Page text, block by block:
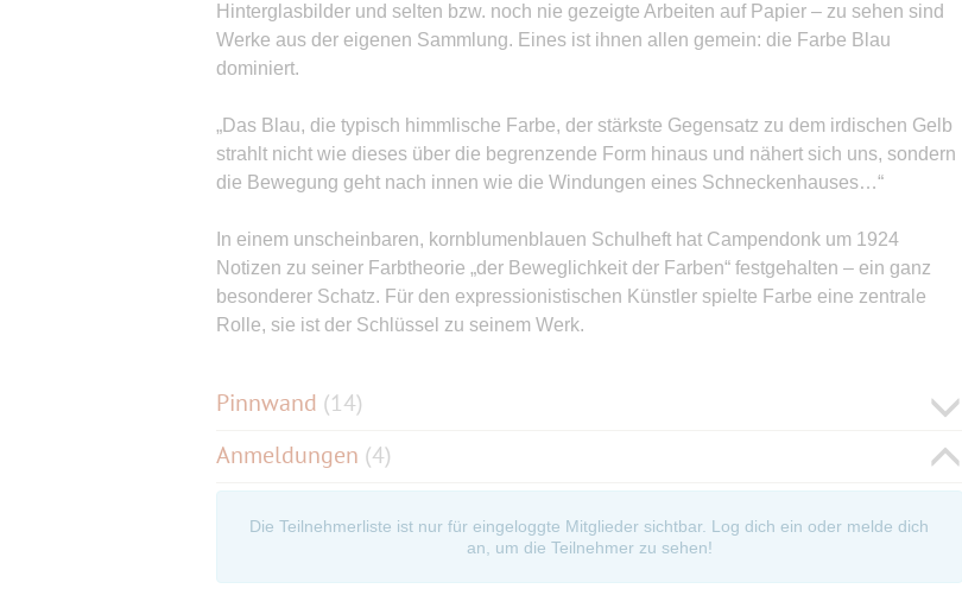
Hinterglasbilder und selten bzw. noch nie gezeigte Arbeiten auf Papier – zu sehen sind
Werke aus der eigenen Sammlung. Eines ist ihnen allen gemein: die Farbe Blau
dominiert.
„Das Blau, die typisch himmlische Farbe, der stärkste Gegensatz zu dem irdischen Gelb
strahlt nicht wie dieses über die begrenzende Form hinaus und nähert sich uns, sondern
die Bewegung geht nach innen wie die Windungen eines Schneckenhauses…“
In einem unscheinbaren, kornblumenblauen Schulheft hat Campendonk um 1924
Notizen zu seiner Farbtheorie „der Beweglichkeit der Farben“ festgehalten – ein ganz
besonderer Schatz. Für den expressionistischen Künstler spielte Farbe eine zentrale
Rolle, sie ist der Schlüssel zu seinem Werk.
Pinnwand (14)
Anmeldungen (4)
Die Teilnehmerliste ist nur für eingeloggte Mitglieder sichtbar. Log dich ein oder melde dich
an, um die Teilnehmer zu sehen!